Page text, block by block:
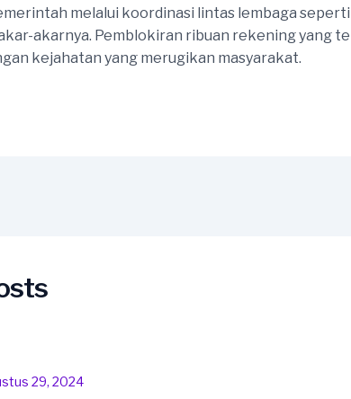
melalui koordinasi lintas lembaga
akarnya. Pemblokiran ribuan rekening yang
kejahatan yang merugikan masyarakat.
29, 2024